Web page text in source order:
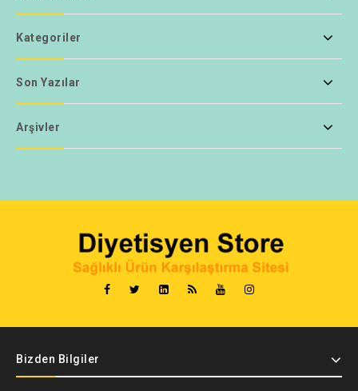
Kategoriler
Son Yazılar
Arşivler
Bizden Bilgiler